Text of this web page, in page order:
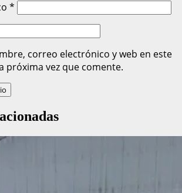
*
correo electrónico y web en este
próxima vez que comente.